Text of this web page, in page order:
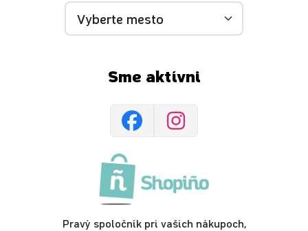
Sme aktívni
Pravý spoločník pri vašich nákupoch,